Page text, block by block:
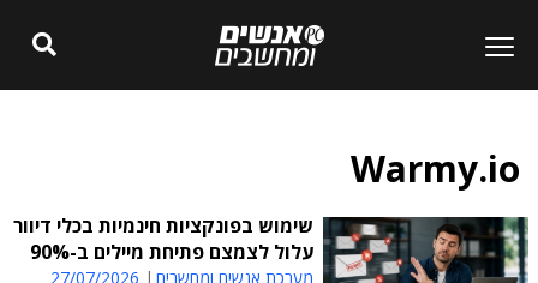
Warmy.io
שימוש בפונקציות חינמיות בכלי דיוור
עלול לצמצם פתיחת מיילים ב-90%
מערכת אנשים ומחשבים
27/07/2026